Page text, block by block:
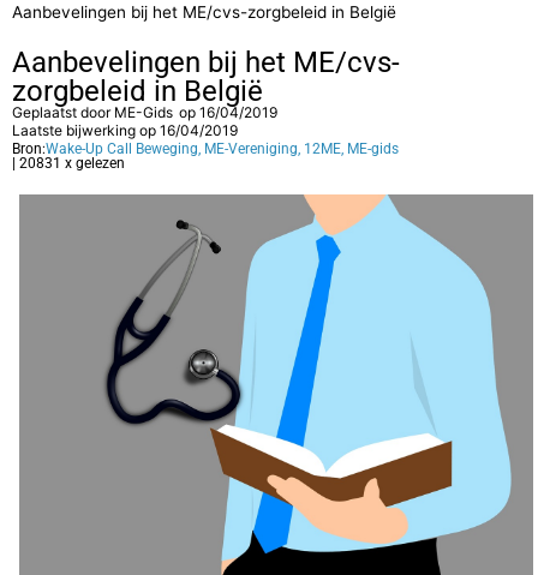
Aanbevelingen bij het ME/cvs-zorgbeleid in België
Aanbevelingen bij het ME/cvs-
zorgbeleid in België
Geplaatst door ME-Gids op 16/04/2019
Laatste bijwerking op 16/04/2019
Bron:Wake-Up Call Beweging, ME-Vereniging, 12ME, ME-gids
| 20831 x gelezen